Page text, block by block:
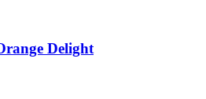
Delight